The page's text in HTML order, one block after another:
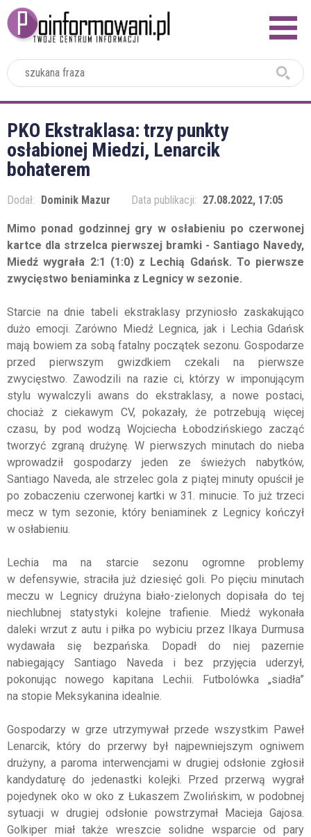
PKO Ekstraklasa: trzy punkty
osłabionej Miedzi, Lenarcik
bohaterem
Dodał: Dominik Mazur Data publikacji: 27.08.2022, 17:05
Mimo ponad godzinnej gry w osłabieniu po czerwonej
kartce dla strzelca pierwszej bramki - Santiago Navedy,
Miedź wygrała 2:1 (1:0) z Lechią Gdańsk. To pierwsze
zwycięstwo beniaminka z Legnicy w sezonie.
Starcie na dnie tabeli ekstraklasy przyniosło zaskakująco
dużo emocji. Zarówno Miedź Legnica, jak i Lechia Gdańsk
mają bowiem za sobą fatalny początek sezonu. Gospodarze
przed pierwszym gwizdkiem czekali na pierwsze
zwycięstwo. Zawodzili na razie ci, którzy w imponującym
stylu wywalczyli awans do ekstraklasy, a nowe postaci,
chociaż z ciekawym CV, pokazały, że potrzebują więcej
czasu, by pod wodzą Wojciecha Łobodzińskiego zacząć
tworzyć zgraną drużynę. W pierwszych minutach do nieba
wprowadził gospodarzy jeden ze świeżych nabytków,
Santiago Naveda, ale strzelec gola z piątej minuty opuścił je
po zobaczeniu czerwonej kartki w 31. minucie. To już trzeci
mecz w tym sezonie, który beniaminek z Legnicy kończył
w osłabieniu.
Lechia ma na starcie sezonu ogromne problemy
w defensywie, straciła już dziesięć goli. Po pięciu minutach
meczu w Legnicy drużyna biało-zielonych dopisała do tej
niechlubnej statystyki kolejne trafienie. Miedź wykonała
daleki wrzut z autu i piłka po wybiciu przez Ilkaya Durmusa
wydawała się bezpańska. Dopadł do niej pazernie
nabiegający Santiago Naveda i bez przyjęcia uderzył,
pokonując nowego kapitana Lechii. Futbolówka „siadła”
na stopie Meksykanina idealnie.
Gospodarzy w grze utrzymywał przede wszystkim Paweł
Lenarcik, który do przerwy był najpewniejszym ogniwem
drużyny, a paroma interwencjami w drugiej odsłonie zgłosił
kandydaturę do jedenastki kolejki. Przed przerwą wygrał
pojedynek oko w oko z Łukaszem Zwolińskim, w podobnej
sytuacji w drugiej odsłonie powstrzymał Macieja Gajosa.
Golkiper miał także wreszcie solidne wsparcie od pary